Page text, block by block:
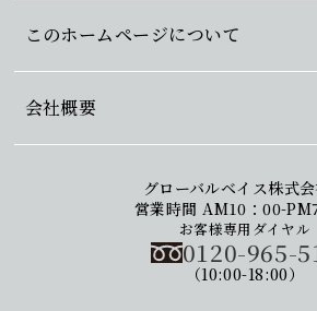
このホームページについて
会社概要
グローバルベイス株式
営業時間 AM10：00-
お客様専用ダイヤル
0120-965-
（10:00-18:00）